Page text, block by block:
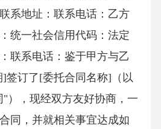
系地址：联系电话：乙方
统一社会信用代码：法定
联系电话：鉴于甲方与乙
签订了[委托合同名称]（以
），现经双方友好协商，一
同，并就相关事宜达成如